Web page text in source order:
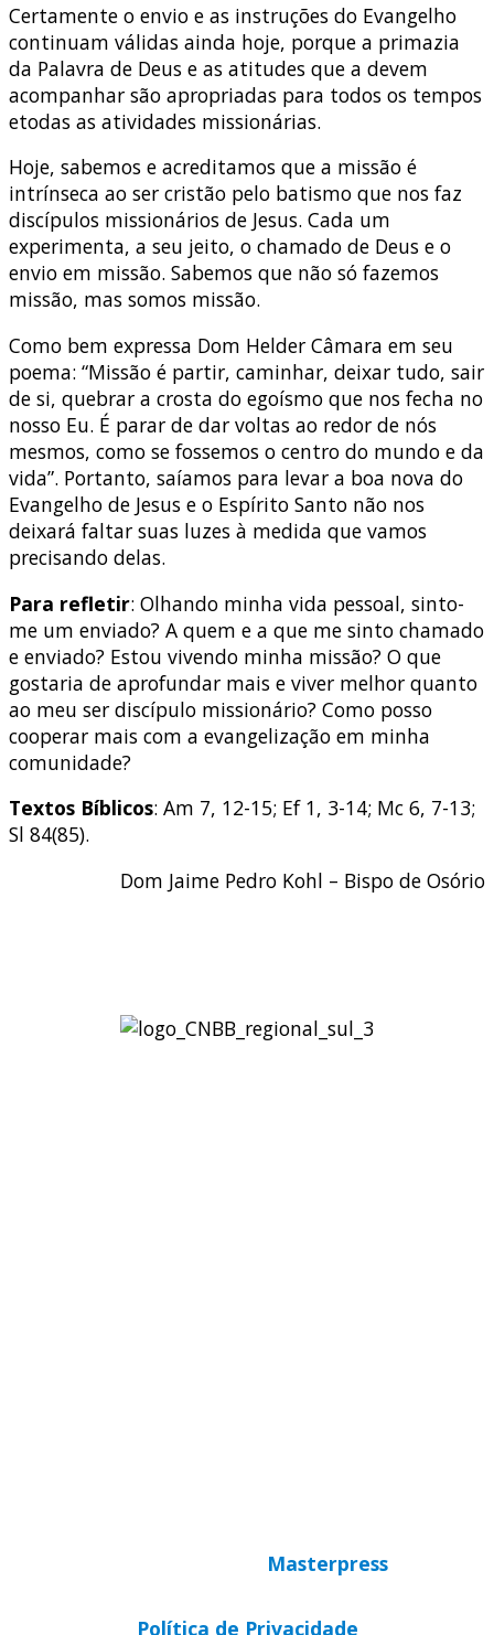
Certamente o envio e as instruções do Evangelho
continuam válidas ainda hoje, porque a primazia
da Palavra de Deus e as atitudes que a devem
acompanhar são apropriadas para todos os tempos
etodas as atividades missionárias.
Hoje, sabemos e acreditamos que a missão é
intrínseca ao ser cristão pelo batismo que nos faz
discípulos missionários de Jesus. Cada um
experimenta, a seu jeito, o chamado de Deus e o
envio em missão. Sabemos que não só fazemos
missão, mas somos missão.
Como bem expressa Dom Helder Câmara em seu
poema: “Missão é partir, caminhar, deixar tudo, sair
de si, quebrar a crosta do egoísmo que nos fecha no
nosso Eu. É parar de dar voltas ao redor de nós
mesmos, como se fossemos o centro do mundo e da
vida”. Portanto, saíamos para levar a boa nova do
Evangelho de Jesus e o Espírito Santo não nos
deixará faltar suas luzes à medida que vamos
precisando delas.
Para refletir: Olhando minha vida pessoal, sinto-
me um enviado? A quem e a que me sinto chamado
e enviado? Estou vivendo minha missão? O que
gostaria de aprofundar mais e viver melhor quanto
ao meu ser discípulo missionário? Como posso
cooperar mais com a evangelização em minha
comunidade?
Textos Bíblicos: Am 7, 12-15; Ef 1, 3-14; Mc 6, 7-13;
Sl 84(85).
Dom Jaime Pedro Kohl – Bispo de Osório
Masterpress
Política de Privacidade